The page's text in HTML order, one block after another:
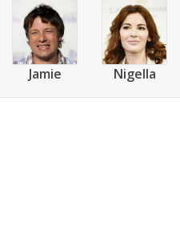
Jamie Nigella